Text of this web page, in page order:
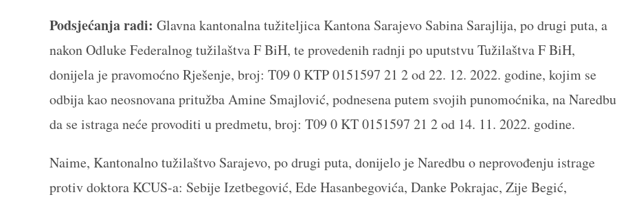
Podsjećanja radi: Glavna kantonalna tužiteljica Kantona Sarajevo Sabina Sarajlija, po drugi puta, a
nakon Odluke Federalnog tužilaštva F BiH, te provedenih radnji po uputstvu Tužilaštva F BiH,
donijela je pravomoćno Rješenje, broj: T09 0 KTP 0151597 21 2 od 22. 12. 2022. godine, kojim se
odbija kao neosnovana pritužba Amine Smajlović, podnesena putem svojih punomoćnika, na Naredbu
da se istraga neće provoditi u predmetu, broj: T09 0 KT 0151597 21 2 od 14. 11. 2022. godine.
Naime, Kantonalno tužilaštvo Sarajevo, po drugi puta, donijelo je Naredbu o neprovođenju istrage
protiv doktora KCUS-a: Sebije Izetbegović, Ede Hasanbegovića, Danke Pokrajac, Zije Begić,